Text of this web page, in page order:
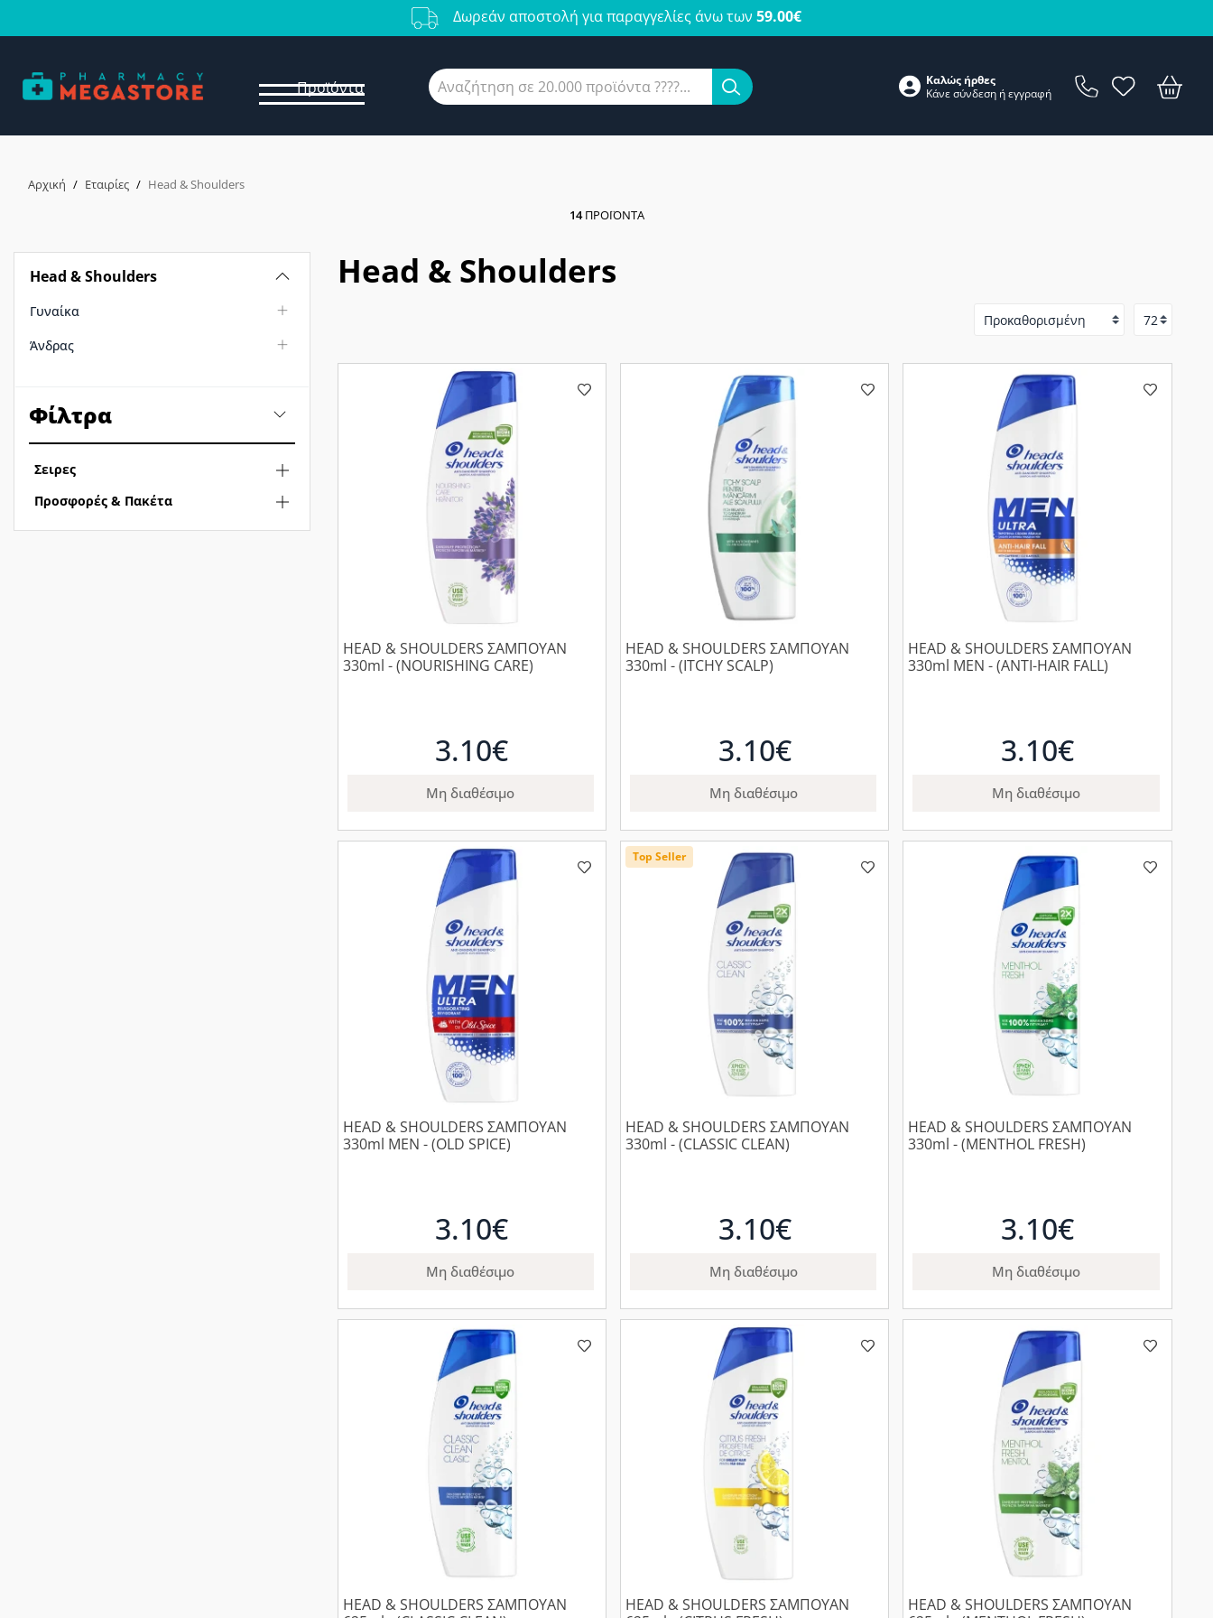
Δωρεάν αποστολή για παραγγελίες άνω των 59.00€
Προϊόντα
Καλώς ήρθες
Κάνεσύνδεση ήεγγραφή
Αρχική / Εταιρίες / Head & Shoulders
14ΠΡΟΪΌΝΤΑ
Head & Shoulders
Γυναίκα
Άνδρας
Φίλτρα
Σειρες
Προσφορές & Πακέτα
Head & Shoulders
HEAD & SHOULDERS ΣΑΜΠΟΥΑΝ
330ml - (NOURISHING CARE)
3.10€
Μη διαθέσιμο
HEAD & SHOULDERS ΣΑΜΠΟΥΑΝ
330ml - (ITCHY SCALP)
3.10€
Μη διαθέσιμο
HEAD & SHOULDERS ΣΑΜΠΟΥΑΝ
330ml MEN - (ANTI-HAIR FALL)
3.10€
Μη διαθέσιμο
HEAD & SHOULDERS ΣΑΜΠΟΥΑΝ
330ml MEN - (OLD SPICE)
3.10€
Μη διαθέσιμο
Top Seller
HEAD & SHOULDERS ΣΑΜΠΟΥΑΝ
330ml - (CLASSIC CLEAN)
3.10€
Μη διαθέσιμο
HEAD & SHOULDERS ΣΑΜΠΟΥΑΝ
330ml - (MENTHOL FRESH)
3.10€
Μη διαθέσιμο
HEAD & SHOULDERS ΣΑΜΠΟΥΑΝ
HEAD & SHOULDERS ΣΑΜΠΟΥΑΝ
HEAD & SHOULDERS ΣΑΜΠΟΥΑΝ